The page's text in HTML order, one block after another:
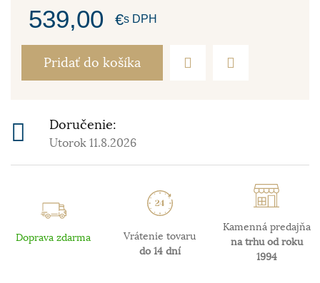
539,00 €s DPH
Pridať do košíka
Doručenie:
Utorok 11.8.2026
Doprava zdarma
Vrátenie tovaru
do 14 dní
Kamenná predajňa
na trhu od roku
1994